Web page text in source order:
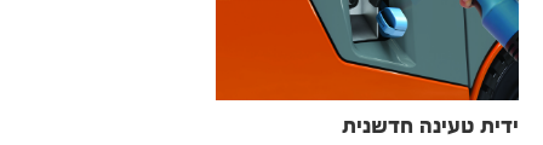
ידית טעינה חדשנית